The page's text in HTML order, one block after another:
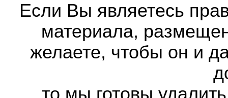
Если Вы являетесь
материала,
желаете, чтобы он и
то мы готовы